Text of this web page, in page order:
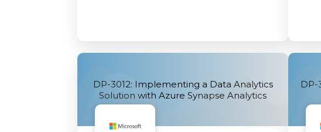
DP-3012: Implementing a Data Analytics
Solution with Azure Synapse Analytics
DP-